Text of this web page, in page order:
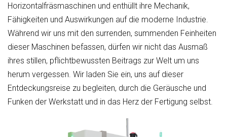
Horizontalfräsmaschinen und enthüllt ihre Mechanik,
Fähigkeiten und Auswirkungen auf die moderne Industrie.
Während wir uns mit den surrenden, summenden Feinheiten
dieser Maschinen befassen, dürfen wir nicht das Ausmaß
ihres stillen, pflichtbewussten Beitrags zur Welt um uns
herum vergessen. Wir laden Sie ein, uns auf dieser
Entdeckungsreise zu begleiten, durch die Geräusche und
Funken der Werkstatt und in das Herz der Fertigung selbst.